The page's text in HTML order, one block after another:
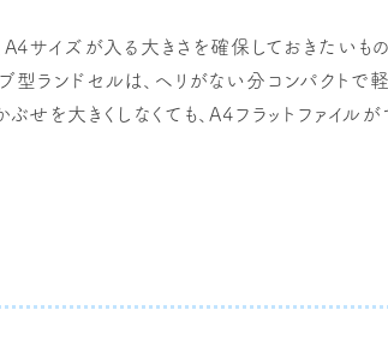
サイズが入る大きさを確保しておきたいもの
ランドセルは、ヘリがない分コンパクトで軽
せを大きくしなくても、A4フラットファイルが